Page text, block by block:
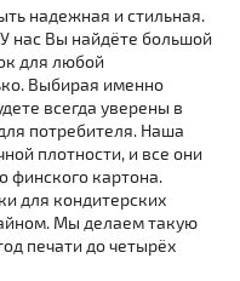
надежная и стильная.
нас Вы найдёте большой
для любой
Выбирая именно
всегда уверены в
потребителя. Наша
плотности, и все они
финского картона.
для кондитерских
Мы делаем такую
печати до четырёх